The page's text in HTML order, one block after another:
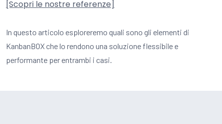
[Scopri le nostre referenze]
In questo articolo esploreremo quali sono gli elementi di
KanbanBOX che lo rendono una soluzione flessibile e
performante per entrambi i casi.